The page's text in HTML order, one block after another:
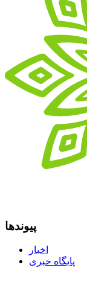
پیوندها
اخبار
پایگاه خبری